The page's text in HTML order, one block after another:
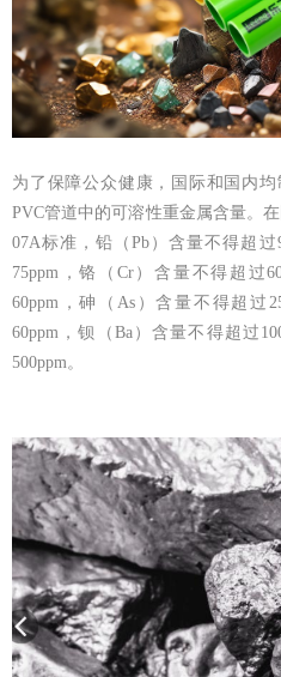
为了保障公众健康，国际和国内
PVC管道中的可溶性重金属含量。
07A标准，铅（Pb）含量不得超
75ppm，铬（Cr）含量不得超过
60ppm，砷（As）含量不得超过
60ppm，钡（Ba）含量不得超过
500ppm。